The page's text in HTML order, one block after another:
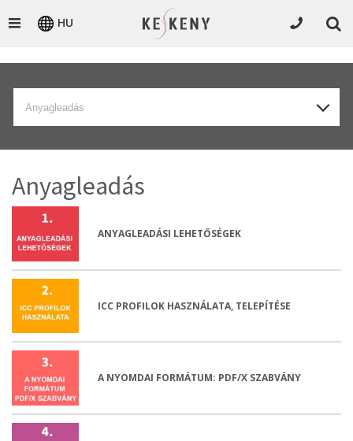
HU
Anyagleadás
Anyagleadás
ANYAGLEADÁSI LEHETŐSÉGEK
ICC PROFILOK HASZNÁLATA, TELEPÍTÉSE
A NYOMDAI FORMÁTUM: PDF/X SZABVÁNY